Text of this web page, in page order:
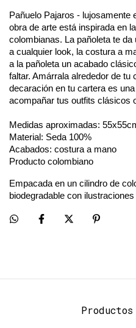
Pañuelo Pajaros - lujosamente
obra de arte está inspirada en
colombianas. La pañoleta te
a cualquier look, la costura a
a la pañoleta un acabado
faltar. Amárrala alrededor de tu
decaración en tu cartera es
acompañar tus outfits clásicos
Medidas aproximadas:
Material: Seda 100%
Acabados: costura a mano
Producto colombiano
Empacada en un cilindro de
biodegradable con